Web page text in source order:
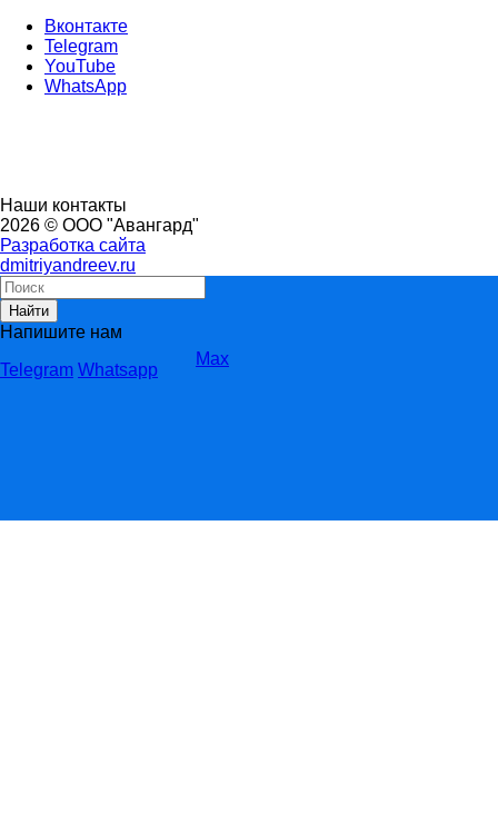
Вконтакте
Telegram
YouTube
WhatsApp
Наши контакты
2026 © ООО "Авангард"
Разработка сайта
dmitriyandreev.ru
Найти
Напишите нам
Telegram Whatsapp
Max